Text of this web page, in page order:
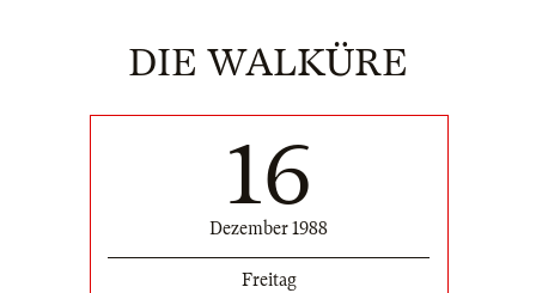
DIE WALKÜRE
16
Dezember 1988
Freitag